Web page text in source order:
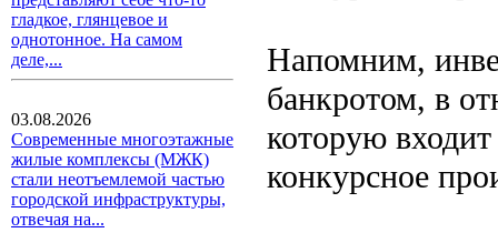
гладкое, глянцевое и
однотонное. На самом
деле,...
03.08.2026
Современные многоэтажные
жилые комплексы (МЖК)
стали неотъемлемой частью
городской инфраструктуры,
отвечая на...
Напомним,
банкротом, в
которую
конкурсное